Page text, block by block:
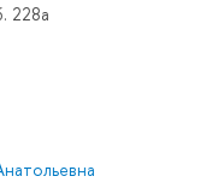
228а